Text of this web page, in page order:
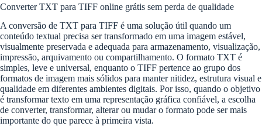
Converter TXT para TIFF online grátis sem perda de qualidade
A conversão de TXT para TIFF é uma solução útil quando um
conteúdo textual precisa ser transformado em uma imagem estável,
visualmente preservada e adequada para armazenamento, visualização,
impressão, arquivamento ou compartilhamento. O formato TXT é
simples, leve e universal, enquanto o TIFF pertence ao grupo dos
formatos de imagem mais sólidos para manter nitidez, estrutura visual e
qualidade em diferentes ambientes digitais. Por isso, quando o objetivo
é transformar texto em uma representação gráfica confiável, a escolha
de converter, transformar, alterar ou mudar o formato pode ser mais
importante do que parece à primeira vista.